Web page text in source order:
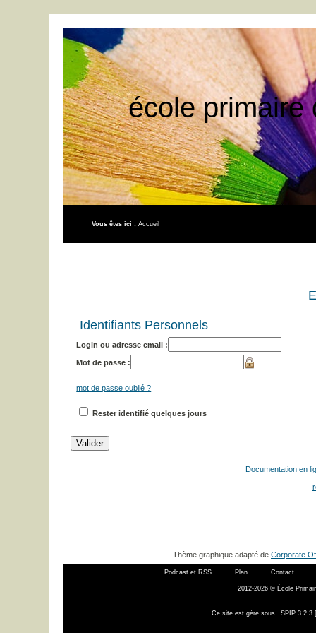
école primaire
Vous êtes ici : Accueil
Identifiants Personnels
Login ou adresse email :
Mot de passe :
mot de passe oublié ?
Rester identifié quelques jours
Documentation en
Thème graphique adapté de Corporate
Podcast et RSS Plan Contact
2012-2026 © École
Ce site est géré sous SPIP 3.2.3